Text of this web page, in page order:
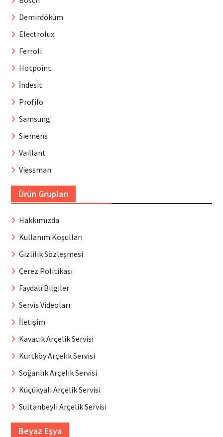
Demirdöküm
Electrolux
Ferroli
Hotpoint
İndesit
Profilo
Samsung
Siemens
Vaillant
Viessman
Ürün Grupları
Hakkımızda
Kullanım Koşulları
Gizlilik Sözleşmesi
Çerez Politikası
Faydalı Bilgiler
Servis Videoları
İletişim
Kavacık Arçelik Servisi
Kurtköy Arçelik Servisi
Soğanlık Arçelik Servisi
Küçükyalı Arçelik Servisi
Sultanbeyli Arçelik Servisi
Beyaz Eşya